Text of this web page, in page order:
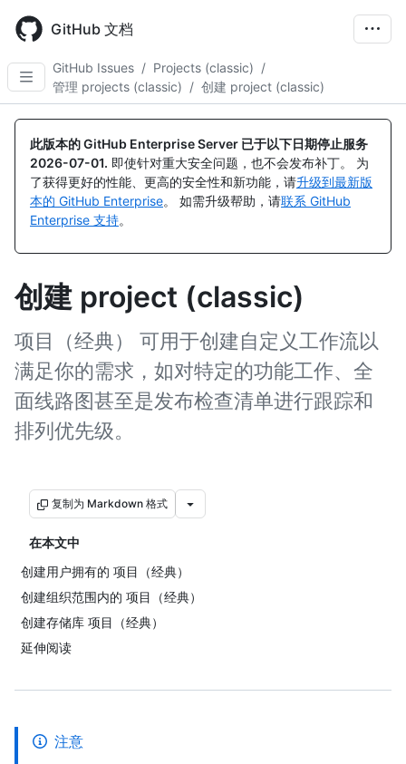
main
content
GitHub 文档
GitHub Issues / Projects (classic) /
管理 projects (classic) / 创建 project (classic)
此版本的 GitHub Enterprise Server 已于以下日期停止服务
2026-07-01. 即使针对重大安全问题，也不会发布补丁。 为
了获得更好的性能、更高的安全性和新功能，请升级到最新版
本的 GitHub Enterprise。 如需升级帮助，请联系 GitHub
Enterprise 支持。
创建 project (classic)
项目（经典） 可用于创建自定义工作流以
满足你的需求，如对特定的功能工作、全
面线路图甚至是发布检查清单进行跟踪和
排列优先级。
复制为 Markdown 格式
在本文中
创建用户拥有的 项目（经典）
创建组织范围内的 项目（经典）
创建存储库 项目（经典）
延伸阅读
注意